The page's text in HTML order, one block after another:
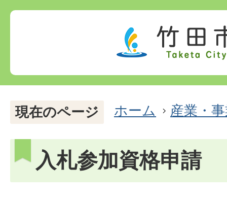
現在のページ ホーム 産業・
入札参加資格申請